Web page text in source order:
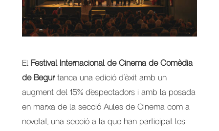
El
Festival Internacional de Cinema de Comèdia
de Begurtanca una edició d’èxit amb un
augment del 15% d’espectadors i amb la posada
en marxa de la secció Aules de Cinema com a
novetat, una secció a la que han participat les